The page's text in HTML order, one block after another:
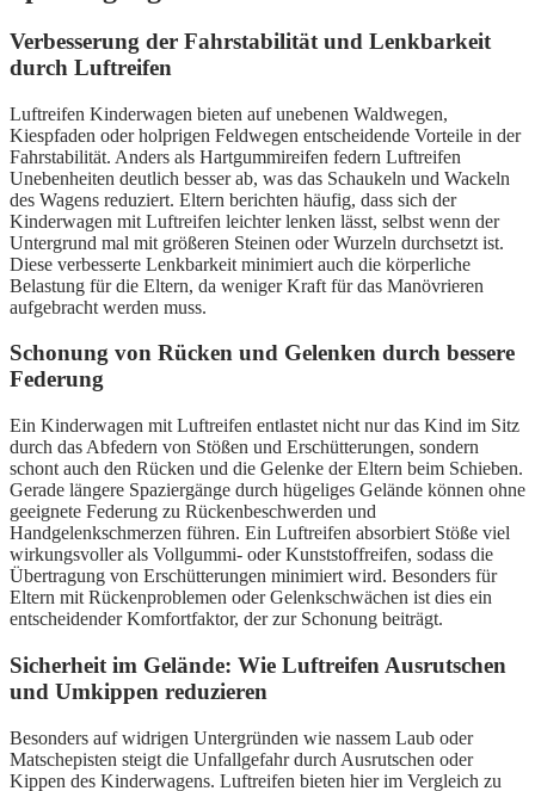
Verbesserung der Fahrstabilität und Lenkbarkeit
durch Luftreifen
Luftreifen Kinderwagen bieten auf unebenen Waldwegen,
Kiespfaden oder holprigen Feldwegen entscheidende Vorteile in der
Fahrstabilität. Anders als Hartgummireifen federn Luftreifen
Unebenheiten deutlich besser ab, was das Schaukeln und Wackeln
des Wagens reduziert. Eltern berichten häufig, dass sich der
Kinderwagen mit Luftreifen leichter lenken lässt, selbst wenn der
Untergrund mal mit größeren Steinen oder Wurzeln durchsetzt ist.
Diese verbesserte Lenkbarkeit minimiert auch die körperliche
Belastung für die Eltern, da weniger Kraft für das Manövrieren
aufgebracht werden muss.
Schonung von Rücken und Gelenken durch bessere
Federung
Ein Kinderwagen mit Luftreifen entlastet nicht nur das Kind im Sitz
durch das Abfedern von Stößen und Erschütterungen, sondern
schont auch den Rücken und die Gelenke der Eltern beim Schieben.
Gerade längere Spaziergänge durch hügeliges Gelände können ohne
geeignete Federung zu Rückenbeschwerden und
Handgelenkschmerzen führen. Ein Luftreifen absorbiert Stöße viel
wirkungsvoller als Vollgummi- oder Kunststoffreifen, sodass die
Übertragung von Erschütterungen minimiert wird. Besonders für
Eltern mit Rückenproblemen oder Gelenkschwächen ist dies ein
entscheidender Komfortfaktor, der zur Schonung beiträgt.
Sicherheit im Gelände: Wie Luftreifen Ausrutschen
und Umkippen reduzieren
Besonders auf widrigen Untergründen wie nassem Laub oder
Matschepisten steigt die Unfallgefahr durch Ausrutschen oder
Kippen des Kinderwagens. Luftreifen bieten hier im Vergleich zu